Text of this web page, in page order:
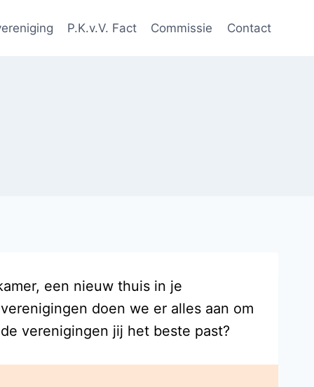
P.K.v.V. Fact Commissie Contact
een nieuw thuis in je
doen we er alles aan om
verenigingen jij het beste past?